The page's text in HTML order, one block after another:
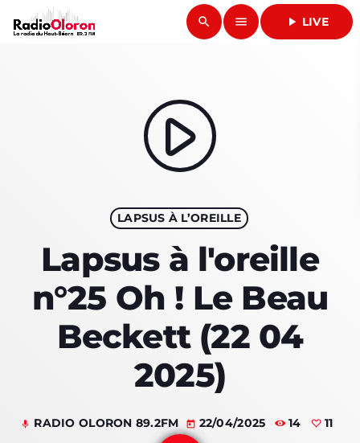
search menu play_arrow LIVE
close
RADIO OLORON
TITRES DIFFUSÉS
PODCASTS
ACTUALITÉS
QUI SOMMES NOUS ?
CONTACT
play_arrow
LAPSUS À L’OREILLE
Lapsus à l'oreille
n°25 Oh ! Le Beau
Beckett (22 04
2025)
mic RADIO OLORON 89.2FM today 22/04/2025 14 11